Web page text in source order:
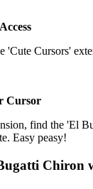
'Cute Cursors'
Cursor
find the 'El
Easy peasy!
Chiron